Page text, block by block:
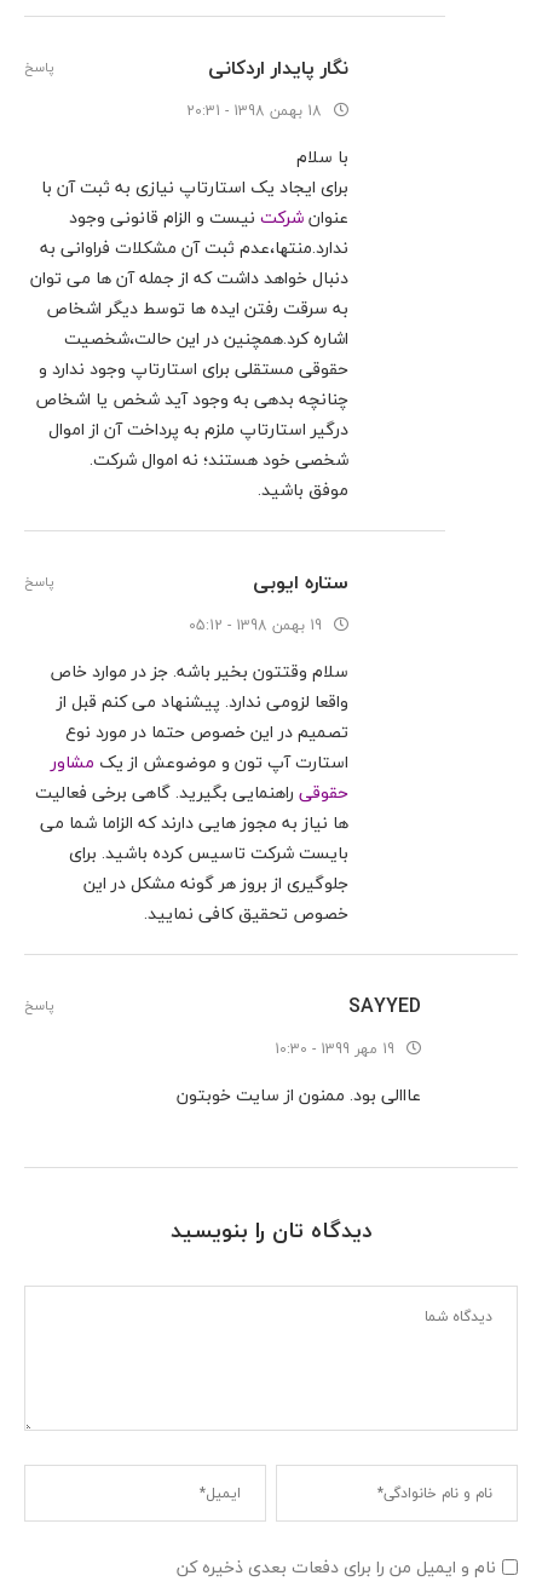
نگار پایدار اردکانی
18 بهمن 1398 - 20:31
با سلام
برای ایجاد یک استارتاپ نیازی به ثبت آن با
عنوانشرکت نیست و الزام قانونی وجود
ندارد.منتها،عدم ثبت آن مشکلات فراوانی به
دنبال خواهد داشت که از جمله آن ها می توان
به سرقت رفتن ایده ها توسط دیگر اشخاص
اشاره کرد.همچنین در این حالت،شخصیت
حقوقی مستقلی برای استارتاپ وجود ندارد و
چنانچه بدهی به وجود آید شخص یا اشخاص
درگیر استارتاپ ملزم به پرداخت آن از اموال
شخصی خود هستند؛ نه اموال شرکت.
موفق باشید.
پاسخ
ستاره ایوبی
19 بهمن 1398 - 05:12
سلام وقتتون بخیر باشه. جز در موارد خاص
واقعا لزومی ندارد. پیشنهاد می کنم قبل از
تصمیم در این خصوص حتما در مورد نوع
استارت آپ تون و موضوعش از یک مشاور
حقوقی راهنمایی بگیرید. گاهی برخی فعالیت
ها نیاز به مجوز هایی دارند که الزاما شما می
بایست شرکت تاسیس کرده باشید. برای
جلوگیری از بروز هر گونه مشکل در این
خصوص تحقیق کافی نمایید.
پاسخ
SAYYED
19 مهر 1399 - 10:30
عااالی بود. ممنون از سایت خوبتون
پاسخ
دیدگاه تان را بنویسید
نام و ایمیل من را برای دفعات بعدی ذخیره کن
مهاجرت تحصیلی به فنلاند
تکمیل فرم